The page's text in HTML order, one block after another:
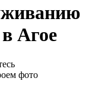
Агое
фото